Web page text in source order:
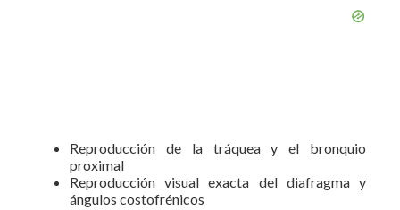
Reproducción de la tráquea y el bronquio
proximal
Reproducción visual exacta del diafragma y
ángulos costofrénicos